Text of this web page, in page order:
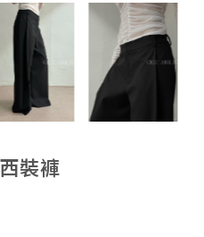
裝褲